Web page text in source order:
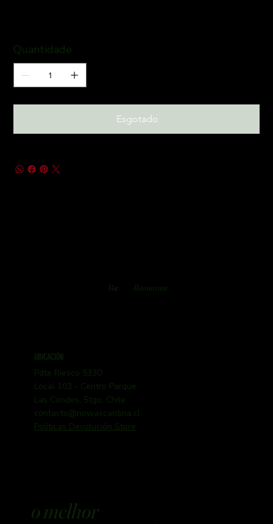
Quantidade
Esgotado
Bar Restaurant
UBICACIÓN
Pdte Riesco 5330
Local 103 - Centro Parque
Las Condes, Stgo, Chile
contacto@nowascantina.cl
Políticas Devolución Store
o melhor